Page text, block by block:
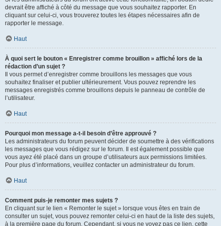
devrait être affiché à côté du message que vous souhaitez rapporter. En
cliquant sur celui-ci, vous trouverez toutes les étapes nécessaires afin de
rapporter le message.
Haut
À quoi sert le bouton « Enregistrer comme brouillon » affiché lors de la
rédaction d’un sujet ?
Il vous permet d’enregistrer comme brouillons les messages que vous
souhaitez finaliser et publier ultérieurement. Vous pouvez reprendre les
messages enregistrés comme brouillons depuis le panneau de contrôle de
l’utilisateur.
Haut
Pourquoi mon message a-t-il besoin d’être approuvé ?
Les administrateurs du forum peuvent décider de soumettre à des vérifications
les messages que vous rédigez sur le forum. Il est également possible que
vous ayez été placé dans un groupe d’utilisateurs aux permissions limitées.
Pour plus d’informations, veuillez contacter un administrateur du forum.
Haut
Comment puis-je remonter mes sujets ?
En cliquant sur le lien « Remonter le sujet » lorsque vous êtes en train de
consulter un sujet, vous pouvez remonter celui-ci en haut de la liste des sujets,
à la première page du forum. Cependant, si vous ne voyez pas ce lien, cette